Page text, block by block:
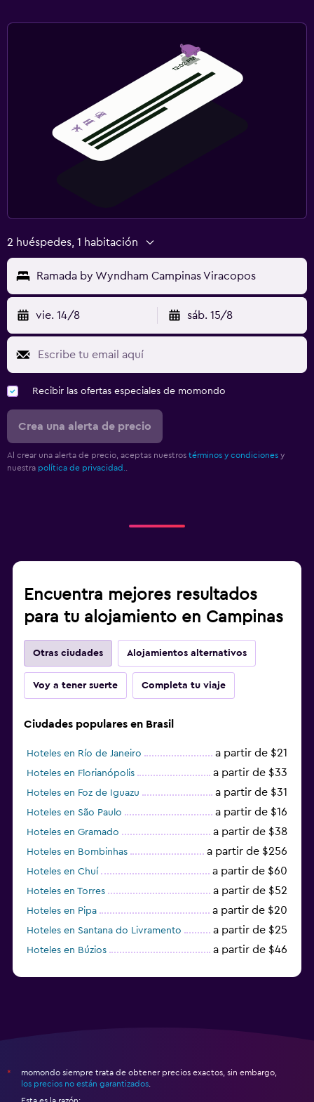
2 huéspedes, 1 habitación
Ramada by Wyndham Campinas Viracopos
vie. 14/8 sáb. 15/8
Recibir las ofertas especiales de momondo
Crea una alerta de precio
Al crear una alerta de precio, aceptas nuestros términos y condiciones y
nuestra política de privacidad.
Encuentra mejores resultados
para tu alojamiento en Campinas
Otras ciudades Alojamientos alternativos
Voy a tener suerte Completa tu viaje
Ciudades populares en Brasil
Hoteles en Río de Janeiro a partir de $21
Hoteles en Florianópolis a partir de $33
Hoteles en Foz de Iguazu a partir de $31
Hoteles en São Paulo a partir de $16
Hoteles en Gramado a partir de $38
Hoteles en Bombinhas a partir de $256
Hoteles en Chuí a partir de $60
Hoteles en Torres a partir de $52
Hoteles en Pipa a partir de $20
Hoteles en Santana do Livramento a partir de $25
Hoteles en Búzios a partir de $46
*
momondo siempre trata de obtener precios exactos, sin embargo,
los precios no están garantizados